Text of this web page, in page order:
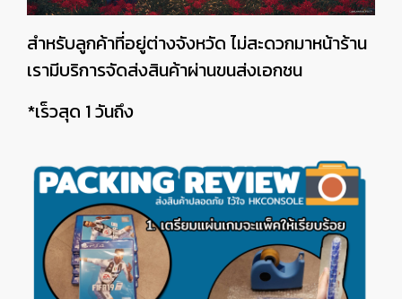
สำหรับลูกค้าที่อยู่ต่างจังหวัด ไม่สะดวกมาหน้าร้าน
เรามีบริการจัดส่งสินค้าผ่านขนส่งเอกชน
*เร็วสุด 1 วันถึง